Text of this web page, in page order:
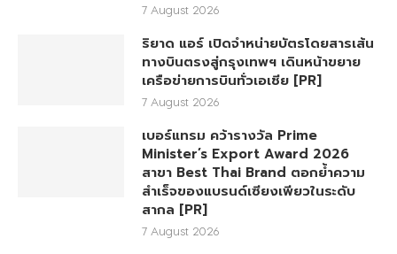
7 August 2026
ริยาด แอร์ เปิดจำหน่ายบัตรโดยสารเส้น
ทางบินตรงสู่กรุงเทพฯ เดินหน้าขยาย
เครือข่ายการบินทั่วเอเชีย [PR]
7 August 2026
เบอร์แทรม คว้ารางวัล Prime
Minister’s Export Award 2026
สาขา Best Thai Brand ตอกย้ำความ
สำเร็จของแบรนด์เซียงเพียวในระดับ
สากล [PR]
7 August 2026